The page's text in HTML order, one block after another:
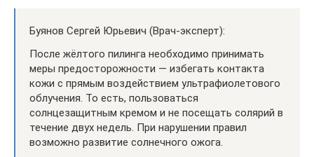
Буянов Сергей Юрьевич (Врач-эксперт):
После жёлтого пилинга необходимо принимать
меры предосторожности — избегать контакта
кожи с прямым воздействием ультрафиолетового
облучения. То есть, пользоваться
солнцезащитным кремом и не посещать солярий в
течение двух недель. При нарушении правил
возможно развитие солнечного ожога.